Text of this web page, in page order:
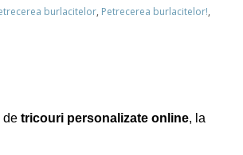
burlacitelor, Petrecerea burlacitelor!,
de tricouri personalizate online, la